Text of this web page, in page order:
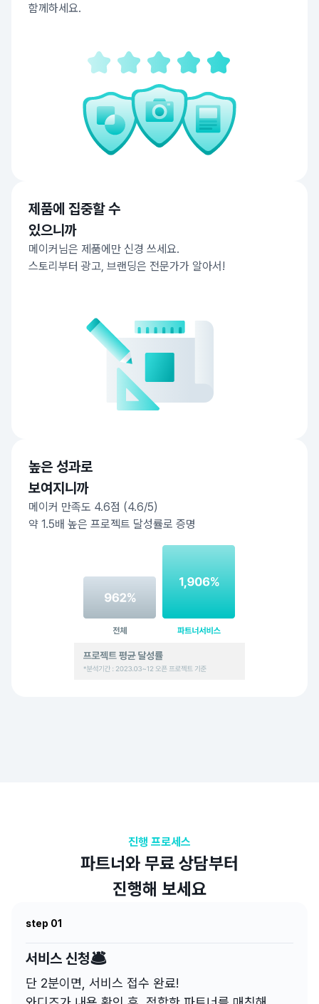
함께하세요.
제품에 집중할 수
있으니까
메이커님은 제품에만 신경 쓰세요.
스토리부터 광고, 브랜딩은 전문가가 알아서!
높은 성과로
보여지니까
메이커 만족도 4.6점 (4.6/5)
약 1.5배 높은 프로젝트 달성률로 증명
진행 프로세스
파트너와 무료 상담부터
진행해 보세요
step 01
서비스 신청🛎️
단 2분이면, 서비스 접수 완료!